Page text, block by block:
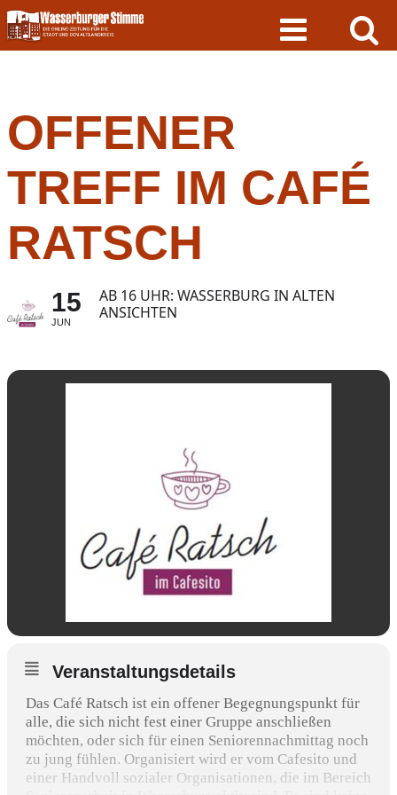
Skip
to
content
OFFENER
TREFF IM CAFÉ
RATSCH
15
JUN
AB 16 UHR: WASSERBURG IN ALTEN
ANSICHTEN
Veranstaltungsdetails
Das Café Ratsch ist ein offener Begegnungspunkt für
alle, die sich nicht fest einer Gruppe anschließen
möchten, oder sich für einen Seniorennachmittag noch
zu jung fühlen. Organisiert wird er vom Cafesito und
einer Handvoll sozialer Organisationen, die im Bereich